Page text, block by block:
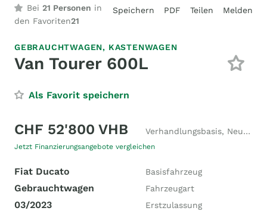
Bei 21 Personen in
den Favoriten21
Speichern PDF Teilen Melden
GEBRAUCHTWAGEN, KASTENWAGEN
Van Tourer 600L
Als Favorit speichern
CHF 52'800 VHB Verhandlungsbasis, Neupreis CHF 105'000
Jetzt Finanzierungsangebote vergleichen
Fiat Ducato Basisfahrzeug
Gebrauchtwagen Fahrzeugart
03/2023 Erstzulassung